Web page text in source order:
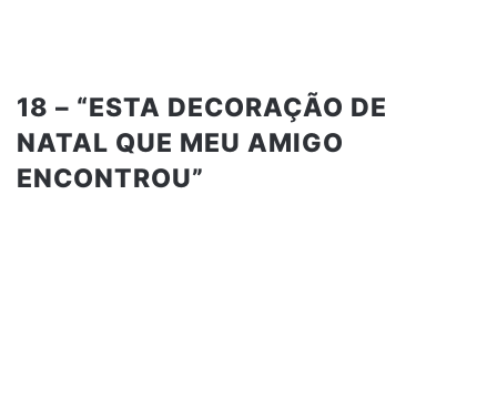
18 – “ESTA DECORAÇÃO DE
NATAL QUE MEU AMIGO
ENCONTROU”